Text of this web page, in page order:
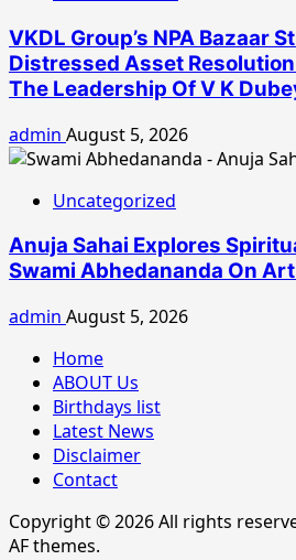
VKDL Group’s NPA Bazaar
Distressed Asset
The Leadership Of V K
admin August 5, 2026
Uncategorized
Anuja Sahai Explores
Swami Abhedananda On
admin August 5, 2026
Home
ABOUT Us
Birthdays list
Latest News
Disclaimer
Contact
Copyright © 2026 All rights
AF themes.